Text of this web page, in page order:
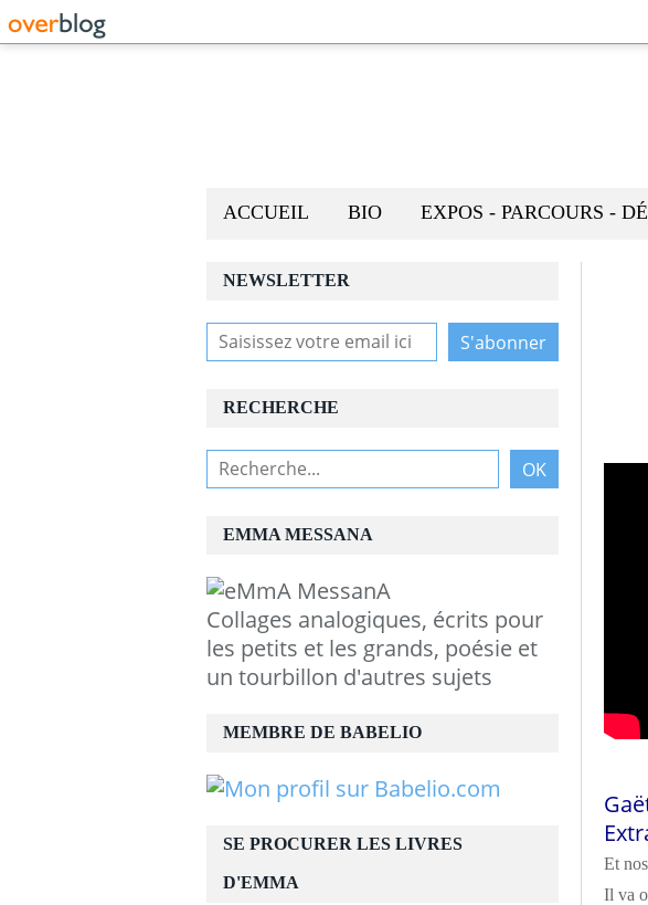
ACCUEIL BIO EXPOS - PARCOURS -
Et
Il va
NEWSLETTER
RECHERCHE
EMMA MESSANA
Collages analogiques, écrits pour
les petits et les grands, poésie et
un tourbillon d'autres sujets
MEMBRE DE BABELIO
SE PROCURER LES LIVRES
D'EMMA